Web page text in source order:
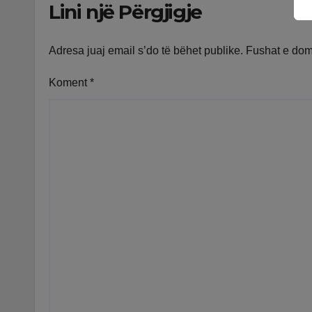
Lini një Përgjigje
Adresa juaj email s’do të bëhet publike. Fushat e
Koment *